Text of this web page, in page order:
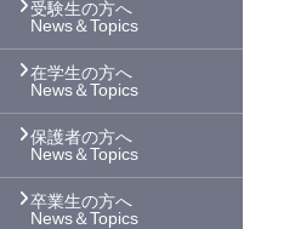
受験生の方へ
News＆Topics
在学生の方へ
News＆Topics
保護者の方へ
News＆Topics
卒業生の方へ
News＆Topics